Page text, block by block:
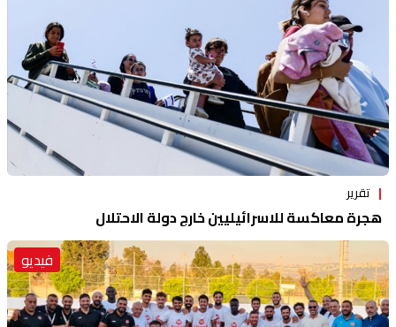
تقرير
هجرة معاكسة للاسرائيليين خارج دولة الاحتلال
فيديو